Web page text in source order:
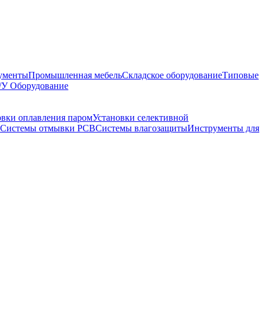
Промышленная мебельСкладское оборудованиеТиповые
Оборудование
оплавления паромУстановки селективной
Системы отмывки PCBСистемы влагозащитыИнструменты для